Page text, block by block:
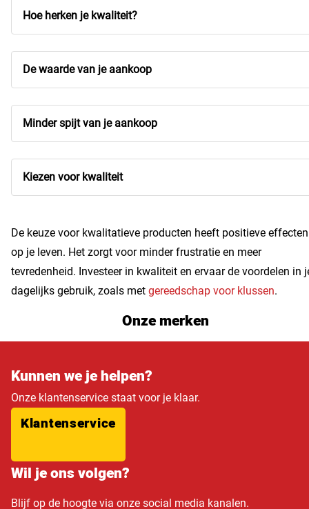
Hoe herken je kwaliteit?
De waarde van je aankoop
Minder spijt van je aankoop
Kiezen voor kwaliteit
De keuze voor kwalitatieve producten heeft positieve effecten
op je leven. Het zorgt voor minder frustratie en meer
tevredenheid. Investeer in kwaliteit en ervaar de voordelen in
dagelijks gebruik, zoals met gereedschap voor klussen.
Onze merken
Kunnen we je helpen?
Onze klantenservice staat voor je klaar.
Klantenservice
Wil je ons volgen?
Blijf op de hoogte via onze social media kanalen.